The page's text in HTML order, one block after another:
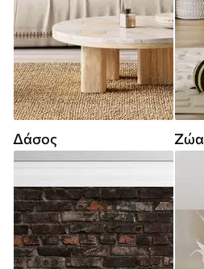
Δάσος Ζώα